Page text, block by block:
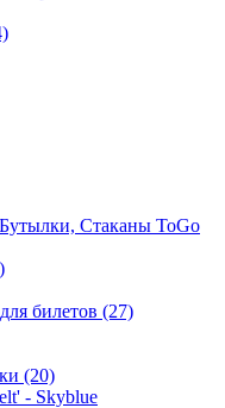
Стаканы ToGo
билетов (27)
(20)